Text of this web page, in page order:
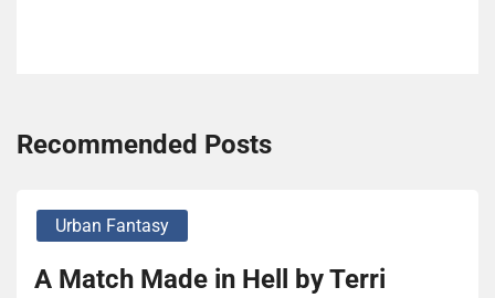
Recommended Posts
Urban Fantasy
A Match Made in Hell by Terri